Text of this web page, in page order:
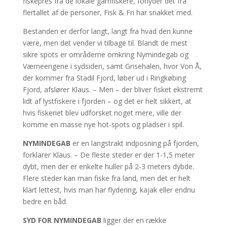
flertallet af de personer, Fisk & Fri har snakket med.
Bestanden er derfor langt, langt fra hvad den kunne
være, men det vender vi tilbage til. Blandt de mest
sikre spots er områderne omkring Nymindegab og
Værneengene i sydsiden, samt Grisehalen, hvor Von Å,
der kommer fra Stadil Fjord, løber ud i Ringkøbing
Fjord, afslører Klaus. – Men – der bliver fisket ekstremt
lidt af lystfiskere i fjorden – og det er helt sikkert, at
hvis fiskeriet blev udforsket noget mere, ville der
komme en masse nye hot-spots og pladser i spil.
NYMINDEGAB er en langstrakt indposning på fjorden,
forklarer Klaus. – De fleste steder er der 1-1,5 meter
dybt, men der er enkelte huller på 2-3 meters dybde.
Flere steder kan man fiske fra land, men det er helt
klart lettest, hvis man har flydering, kajak eller endnu
bedre en båd.
SYD FOR NYMINDEGAB ligger der en række